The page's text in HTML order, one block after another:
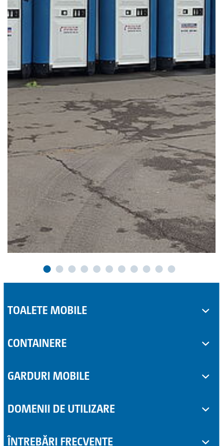
TOALETE MOBILE
VIP Trailer TOI® ECO
CONTAINERE
GARDURI MOBILE
DOMENII DE UTILIZARE
ÎNTREBĂRI FRECVENTE